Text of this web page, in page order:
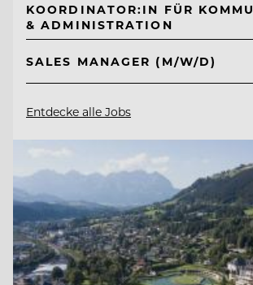
KOORDINATOR:IN FÜR
& ADMINISTRATION
SALES MANAGER (M/W/D)
Entdecke alle Jobs